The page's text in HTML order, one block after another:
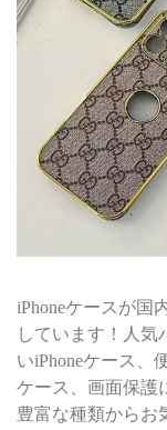
iPhoneケースが国
しています！人気
いiPhoneケース、
ケース、画面保護
豊富な種類からお